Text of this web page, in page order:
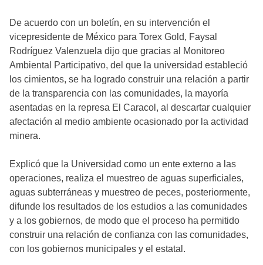
De acuerdo con un boletín, en su intervención el
vicepresidente de México para Torex Gold, Faysal
Rodríguez Valenzuela dijo que gracias al Monitoreo
Ambiental Participativo, del que la universidad estableció
los cimientos, se ha logrado construir una relación a partir
de la transparencia con las comunidades, la mayoría
asentadas en la represa El Caracol, al descartar cualquier
afectación al medio ambiente ocasionado por la actividad
minera.
Explicó que la Universidad como un ente externo a las
operaciones, realiza el muestreo de aguas superficiales,
aguas subterráneas y muestreo de peces, posteriormente,
difunde los resultados de los estudios a las comunidades
y a los gobiernos, de modo que el proceso ha permitido
construir una relación de confianza con las comunidades,
con los gobiernos municipales y el estatal.